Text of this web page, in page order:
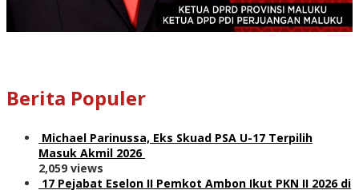
Berita Populer
Michael Parinussa, Eks Skuad PSA U-17 Terpilih
Masuk Akmil 2026
2,059 views
17 Pejabat Eselon II Pemkot Ambon Ikut PKN II 2026 di